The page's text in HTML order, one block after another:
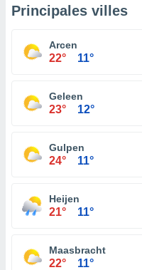
Principales villes
Arcen
22° 11°
Geleen
23° 12°
Gulpen
24° 11°
Heijen
21° 11°
Maasbracht
22° 11°